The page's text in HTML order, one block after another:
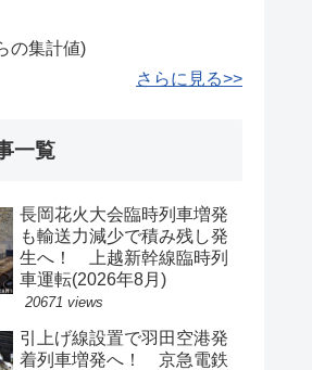
の集計値)
さらに見る>>
一覧
長岡花火大会臨時列車増発
も輸送力減少で積み残し発
生へ！ 上越新幹線臨時列
車運転(2026年8月)
20671 views
引上げ線設置で羽田空港発
着列車増発へ！ 京急電鉄